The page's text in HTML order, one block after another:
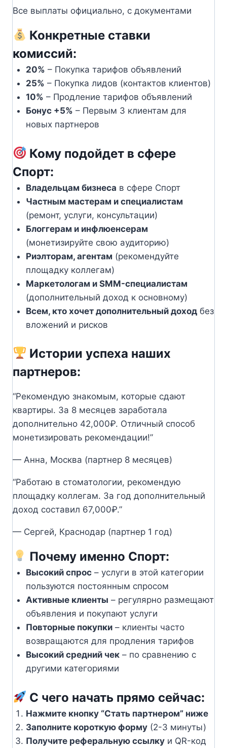
Все выплаты официально, с документами
Конкретные ставки
комиссий:
20% – Покупка тарифов объявлений
25% – Покупка лидов (контактов клиентов)
10% – Продление тарифов объявлений
Бонус +5% – Первым 3 клиентам для
новых партнеров
Кому подойдет в сфере
Спорт:
Владельцам бизнеса в сфере Спорт
Частным мастерам и специалистам
(ремонт, услуги, консультации)
Блоггерам и инфлюенсерам
(монетизируйте свою аудиторию)
Риэлторам, агентам (рекомендуйте
площадку коллегам)
Маркетологам и SMM-специалистам
(дополнительный доход к основному)
Всем, кто хочет дополнительный доходбез
вложений и рисков
Истории успеха наших
партнеров:
“Рекомендую знакомым, которые сдают
квартиры. За 8 месяцев заработала
дополнительно 42,000₽. Отличный способ
монетизировать рекомендации!”
— Анна, Москва (партнер 8 месяцев)
“Работаю в стоматологии, рекомендую
площадку коллегам. За год дополнительный
доход составил 67,000₽.”
— Сергей, Краснодар (партнер 1 год)
Почему именно Спорт:
Высокий спрос– услуги в этой категории
пользуются постоянным спросом
Активные клиенты – регулярно размещают
объявления и покупают услуги
Повторные покупки– клиенты часто
возвращаются для продления тарифов
Высокий средний чек– по сравнению с
другими категориями
С чего начать прямо сейчас:
Нажмите кнопку “Стать партнером” ниже
Заполните короткую форму(2-3 минуты)
Получите реферальную ссылкуи QR-код